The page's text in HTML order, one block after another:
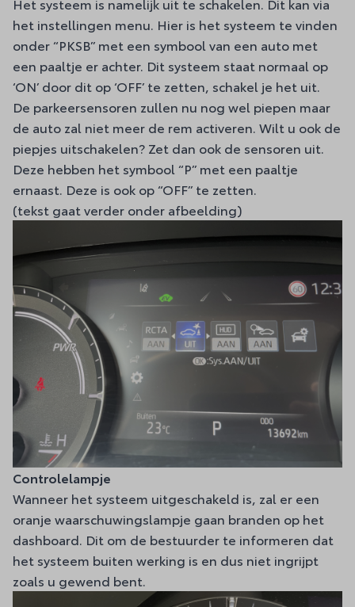
het instellingen menu. Hier is het systeem te vinden
onder “PKSB” met een symbool van een auto met
een paaltje er achter. Dit systeem staat normaal op
‘ON’ door dit op ‘OFF’ te zetten, schakel je het uit.
De parkeersensoren zullen nu nog wel piepen maar
de auto zal niet meer de rem activeren. Wilt u ook de
piepjes uitschakelen? Zet dan ook de sensoren uit.
Deze hebben het symbool “P” met een paaltje
ernaast. Deze is ook op “OFF” te zetten.
(tekst gaat verder onder afbeelding)
Controlelampje
Wanneer het systeem uitgeschakeld is, zal er een
oranje waarschuwingslampje gaan branden op het
dashboard. Dit om de bestuurder te informeren dat
het systeem buiten werking is en dus niet ingrijpt
zoals u gewend bent.